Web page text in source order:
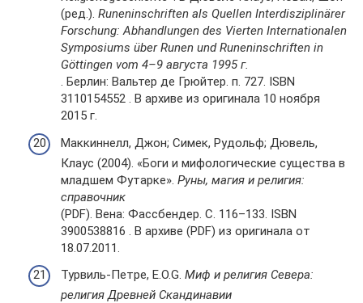
(ред.). Runeninschriften als Quellen Interdisziplinärer
Forschung: Abhandlungen des Vierten Internationalen
Symposiums über Runen und Runeninschriften in
Göttingen vom 4–9 августа 1995 г.
. Берлин: Вальтер де Грюйтер. п. 727. ISBN
3110154552 . В архиве из оригинала 10 ноября
2015 г.
Маккиннелл, Джон; Симек, Рудольф; Дювель,
Клаус (2004). «Боги и мифологические существа в
младшем Футарке». Руны, магия и религия:
справочник
(PDF). Вена: Фассбендер. С. 116–133. ISBN
3900538816 . В архиве (PDF) из оригинала от
18.07.2011.
Турвиль-Петре, E.O.G. Миф и религия Севера:
религия Древней Скандинавии